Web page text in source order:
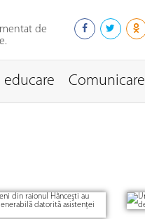
de
educare Comunicare